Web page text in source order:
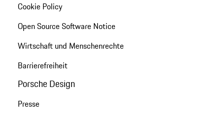
Cookie Policy
Open Source Software Notice
Wirtschaft und Menschenrechte
Barrierefreiheit
Porsche Design
Presse